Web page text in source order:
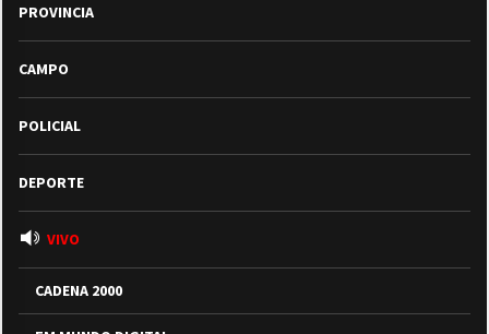
PROVINCIA
CAMPO
POLICIAL
DEPORTE
VIVO
CADENA 2000